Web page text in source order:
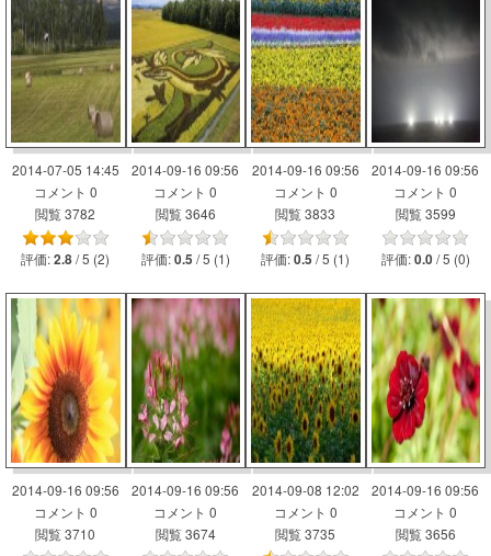
2014-07-05 14:45
コメント 0
閲覧 3782
評価:2.8/ 5 (2)
2014-09-16 09:56
コメント 0
閲覧 3646
評価:0.5 / 5 (1)
2014-09-16 09:56
コメント 0
閲覧 3833
評価:0.5 / 5 (1)
2014-09-16 09:56
コメント 0
閲覧 3599
評価:0.0 / 5 (0)
2014-09-16 09:56
コメント 0
閲覧 3710
2014-09-16 09:56
コメント 0
閲覧 3674
2014-09-08 12:02
コメント 0
閲覧 3735
2014-09-16 09:56
コメント 0
閲覧 3656